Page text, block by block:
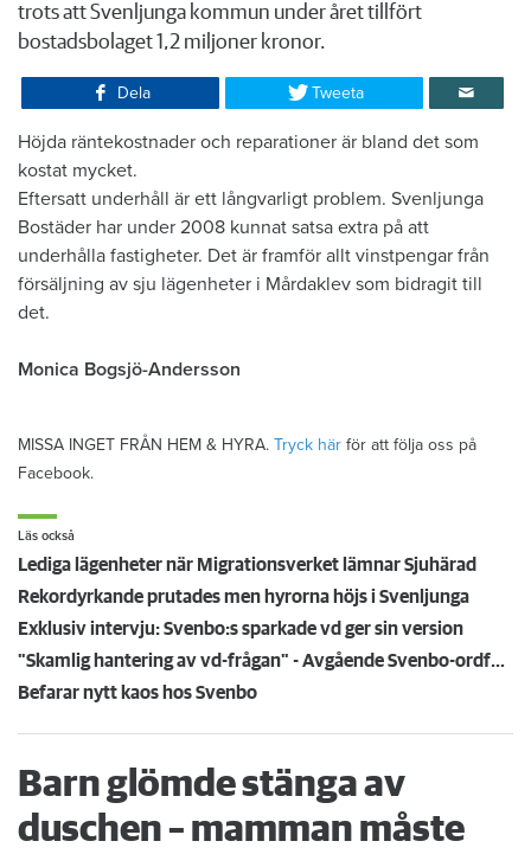
trots att Svenljunga kommun under året tillfört
bostadsbolaget 1,2 miljoner kronor.
Dela Tweeta
Höjda räntekostnader och reparationer är bland det som
kostat mycket.
Eftersatt underhåll är ett långvarligt problem. Svenljunga
Bostäder har under 2008 kunnat satsa extra på att
underhålla fastigheter. Det är framför allt vinstpengar från
försäljning av sju lägenheter i Mårdaklev som bidragit till
det.
Monica Bogsjö-Andersson
MISSA INGET FRÅN HEM & HYRA. Tryck här för att följa oss på
Facebook.
Läs också
Lediga lägenheter när Migrationsverket lämnar Sjuhärad
Rekordyrkande prutades men hyrorna höjs i Svenljunga
Exklusiv intervju: Svenbo:s sparkade vd ger sin version
"Skamlig hantering av vd-frågan" - Avgående Svenbo-ordförande är djupt kritisk
Befarar nytt kaos hos Svenbo
Barn glömde stänga av
duschen – mamman måste